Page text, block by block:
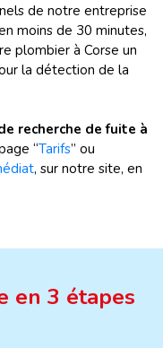
de notre entreprise
moins de 30 minutes,
plombier à Corse un
la détection de la
recherche de fuite à
“Tarifs” ou
, sur notre site, en
en 3 étapes